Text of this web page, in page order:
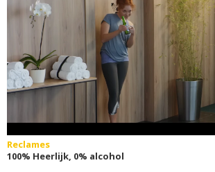
Reclames
100% Heerlijk, 0% alcohol